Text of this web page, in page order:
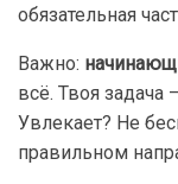
обязательная
Важно:
всё. Твоя задача
Увлекает? Не
правильном